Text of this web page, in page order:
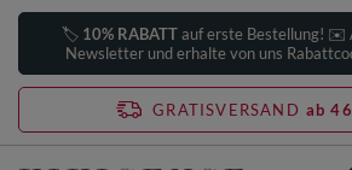
🏷️ 10% RABATTauf erste Bestellung! ✉️
Newsletter und erhalte von uns
GRATISVERSAND ab